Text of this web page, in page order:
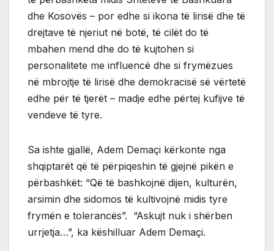
dhe Kosovës – por edhe si ikona të lirisë dhe të
drejtave të njeriut në botë, të cilët do të
mbahen mend dhe do të kujtohen si
personalitete me influencë dhe si frymëzues
në mbrojtje të lirisë dhe demokracisë së vërtetë
edhe për të tjerët – madje edhe përtej kufijve të
vendeve të tyre.
Sa ishte gjallë, Adem Demaçi kërkonte nga
shqiptarët që të përpiqeshin të gjejnë pikën e
përbashkët: “Që të bashkojnë dijen, kulturën,
arsimin dhe sidomos të kultivojnë midis tyre
frymën e tolerancës”. “Askujt nuk i shërben
urrjetja…”, ka këshilluar Adem Demaçi.